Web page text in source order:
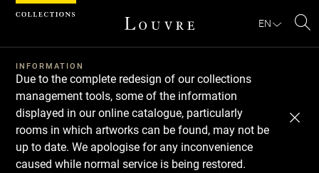
EN
INFORMATION
Due to the complete redesign of our collections
management tools, some of the information
displayed in our online catalogue, particularly
rooms in which artworks can be found, may not be
up to date. We apologise for any inconvenience
caused while normal service is being restored.
Cookies management panel